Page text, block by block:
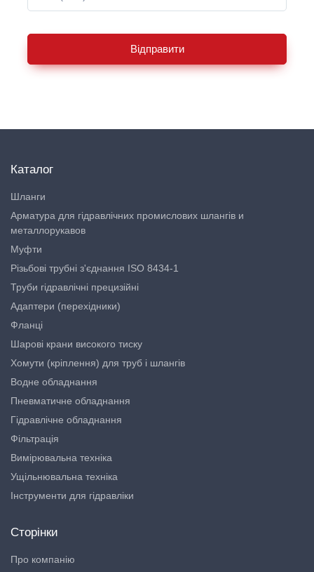
Відправити
Каталог
Шланги
Арматура для гідравлічних промислових шлангів и
металлорукавов
Муфти
Різьбові трубні з'єднання ISO 8434-1
Труби гідравлічні прецизійні
Адаптери (перехідники)
Фланці
Шарові крани високого тиску
Хомути (кріплення) для труб і шлангів
Водне обладнання
Пневматичне обладнання
Гідравлічне обладнання
Фільтрація
Вимірювальна техніка
Ущільнювальна техніка
Інструменти для гідравліки
Сторінки
Про компанію